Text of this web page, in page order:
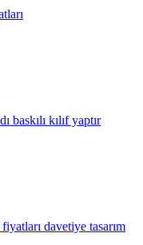
baskılı kılıf yaptır
davetiye tasarım